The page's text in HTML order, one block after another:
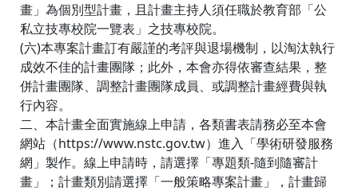
畫」為個別型計畫，且計畫主持人須任職於教育部「公
私立技專校院一覽表」之技專校院。
(六)本專案計畫訂有嚴謹的考評與退場機制，以淘汰執行
成效不佳的計畫團隊；此外，本會亦得依審查結果，整
併計畫團隊、調整計畫團隊成員、或調整計畫經費與執
行內容。
二、本計畫全面實施線上申請，各類書表請務必至本會
網站（https://www.nstc.gov.tw）進入「學術研發服務
網」製作。線上申請時，請選擇「專題類-隨到隨審計
畫」；計畫類別請選擇「一般策略專案計畫」，計畫歸